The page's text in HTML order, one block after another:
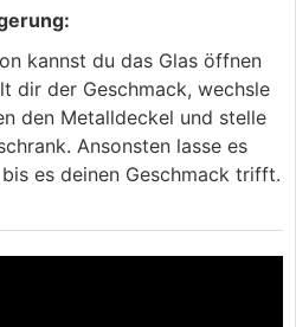
kannst du das Glas öffnen
dir der Geschmack, wechsle
den Metalldeckel und stelle
Ansonsten lasse es
es deinen Geschmack trifft.